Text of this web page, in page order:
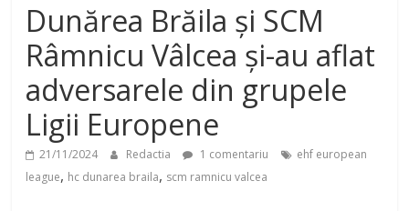
Dunărea Brăila și SCM
Râmnicu Vâlcea și-au aflat
adversarele din grupele
Ligii Europene
21/11/2024 Redactia 1 comentariu
ehf european
league, hc dunarea braila, scm ramnicu valcea